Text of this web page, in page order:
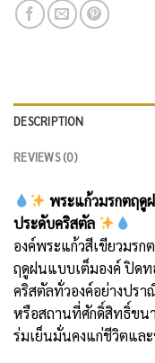
DESCRIPTION
REVIEWS (0)
พระแก้วมรกตฤดู
ประดับคริสตัล
องค์พระแก้วสีเขียวมร
ฤดูฝนแบบเต็มองค์ ปิด
คริสตัลทั่วองค์อย่างปร
หรือสถานที่ศักดิ์สิทธิ์ขน
ร่มเย็นมั่นคงแก่ชีวิตแล